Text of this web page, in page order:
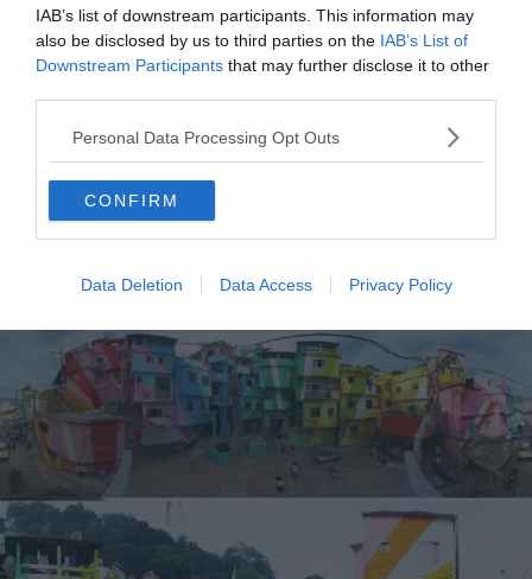
IAB’s list of downstream participants. This information may
also be disclosed by us to third parties on the IAB’s List of
Downstream Participants that may further disclose it to other
Personal Data Processing Opt Outs
CONFIRM
Data Deletion Data Access Privacy Policy
Favela Santa Marta, Rio de Janeiro,
Brésil